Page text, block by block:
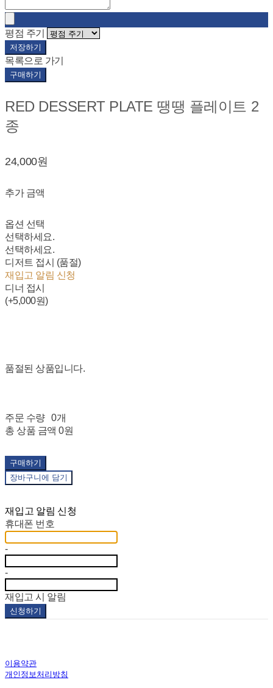
평점 주기
저장하기
목록으로 가기
구매하기
RED DESSERT PLATE 땡땡 플레이트 2
종
24,000원
추가 금액
옵션 선택
선택하세요.
선택하세요.
디저트 접시 (품절)
재입고 알림 신청
디너 접시
(+5,000원)
품절된 상품입니다.
주문 수량
0개
총 상품 금액 0원
구매하기
장바구니에 담기
재입고 알림 신청
휴대폰 번호
-
-
재입고 시 알림
신청하기
이용약관
개인정보처리방침